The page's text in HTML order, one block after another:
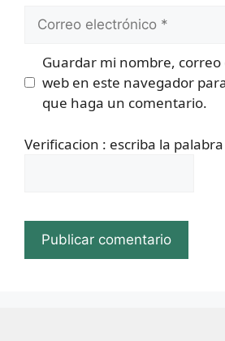
Correo
Guardar mi nombre, correo
web en este navegador
que haga un comentario.
Verificacion : escriba la palabra